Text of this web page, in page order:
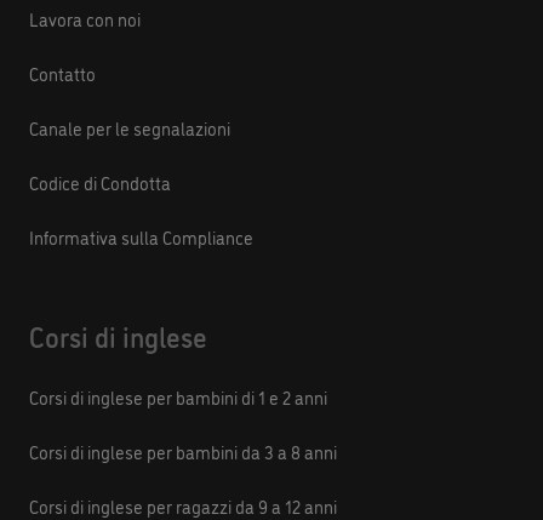
Lavora con noi
Contatto
Canale per le segnalazioni
Codice di Condotta
Informativa sulla Compliance
Corsi di inglese
Corsi di inglese per bambini di 1 e 2 anni
Corsi di inglese per bambini da 3 a 8 anni
Corsi di inglese per ragazzi da 9 a 12 anni